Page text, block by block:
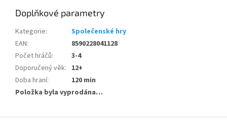
Doplňkové parametry
Kategorie:
Společenské hry
EAN:
8590228041128
Počet hráčů:
3-4
Doporučený věk: 12+
Doba hraní:
120 min
Položka byla vyprodána…